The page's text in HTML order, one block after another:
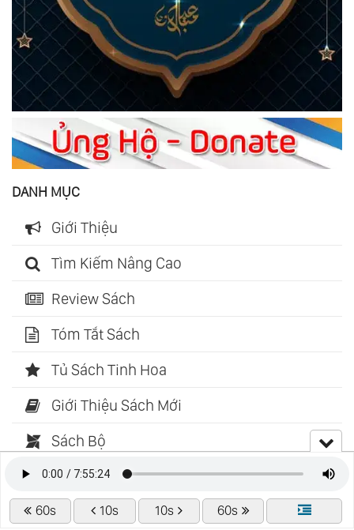
60s 10s 10s 60s
DANH MỤC
Giới Thiệu
Tìm Kiếm Nâng Cao
Review Sách
Tóm Tắt Sách
Tủ Sách Tinh Hoa
Giới Thiệu Sách Mới
Sách Bộ
Radio
Truyện Tranh